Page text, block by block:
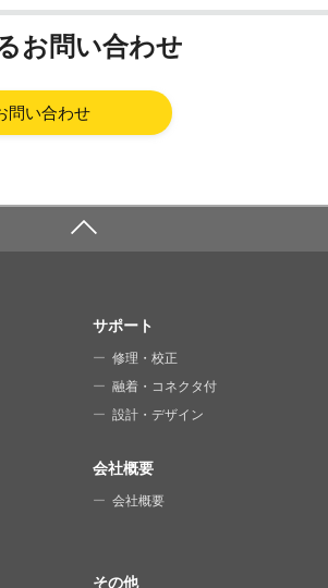
お問い合わせ
問い合わせ
サポート
修理・校正
融着・コネクタ付
設計・デザイン
会社概要
会社概要
その他